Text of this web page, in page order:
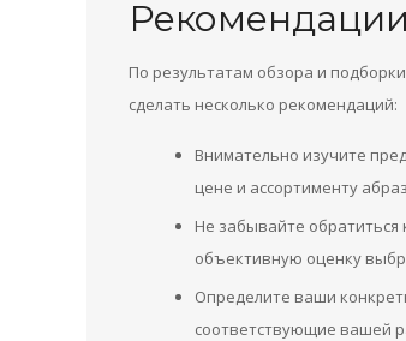
По результатам обзора и
сделать несколько рекомендаций:
Внимательно изучите
цене и ассортименту
Не забывайте обратиться
объективную оценку
Определите ваши
соответствующие вашей